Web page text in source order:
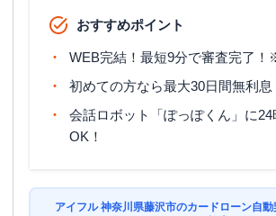
おすすめポイント
WEB完結！最短9分で審査完了！
初めての方なら最大30日間無利息
会話ロボット「ぽっぽくん」に24
OK！
アイフル 神奈川県藤沢市のカードローン自動